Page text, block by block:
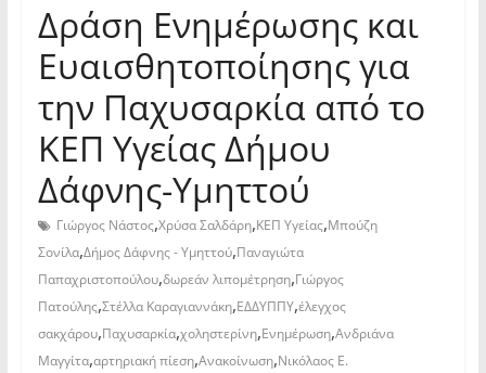
Δράση Ενημέρωσης και
Ευαισθητοποίησης για
την Παχυσαρκία από το
ΚΕΠ Υγείας Δήμου
Δάφνης-Υμηττού
Γιώργος Νάστος,Χρύσα Σαλδάρη,ΚΕΠ Υγείας,Μπούζη
Σονίλα,Δήμος Δάφνης - Υμηττού,Παναγιώτα
Παπαχριστοπούλου,δωρεάν λιπομέτρηση,Γιώργος
Πατούλης,Στέλλα Καραγιαννάκη,ΕΔΔΥΠΠΥ,έλεγχος
σακχάρου,Παχυσαρκία,χοληστερίνη,Ενημέρωση,Ανδριάνα
Μαγγίτα,αρτηριακή πίεση,Ανακοίνωση,Νικόλαος Ε.